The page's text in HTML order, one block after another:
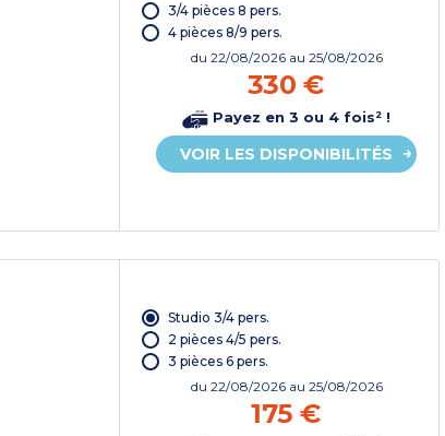
3/4 pièces 8 pers.
4 pièces 8/9 pers.
du 22/08/2026 au 25/08/2026
330 €
Payez en 3 ou 4 fois² !
VOIR LES DISPONIBILITÉS
Studio 3/4 pers.
2 pièces 4/5 pers.
3 pièces 6 pers.
du 22/08/2026 au 25/08/2026
175 €